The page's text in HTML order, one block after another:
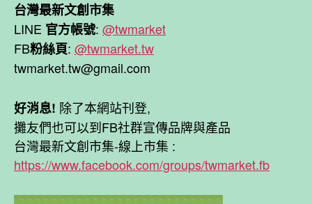
台灣最新文創市集
LINE 官方帳號: @twmarket
FB粉絲頁: @twmarket.tw
twmarket.tw@gmail.com
好消息! 除了本網站刊登,
攤友們也可以到FB社群宣傳品牌與產品
台灣最新文創市集-線上市集 :
https://www.facebook.com/groups/twmarket.fb